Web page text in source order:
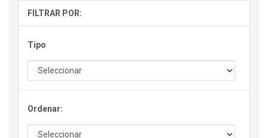
FILTRAR POR:
Tipo
Ordenar: